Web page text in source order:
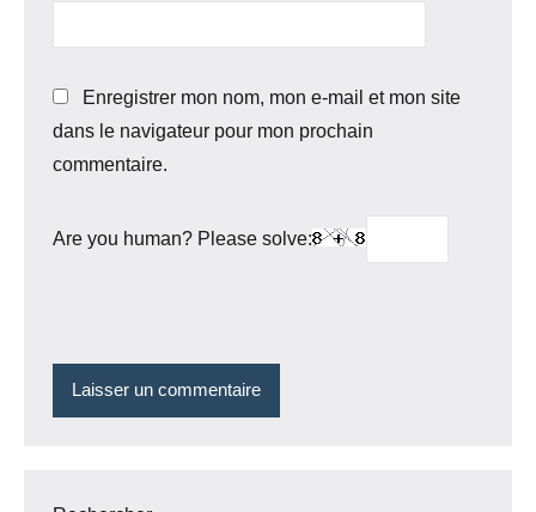
Enregistrer mon nom, mon e-mail et mon site
dans le navigateur pour mon prochain
commentaire.
Are you human? Please solve: